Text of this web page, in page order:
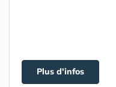
Plus d'infos